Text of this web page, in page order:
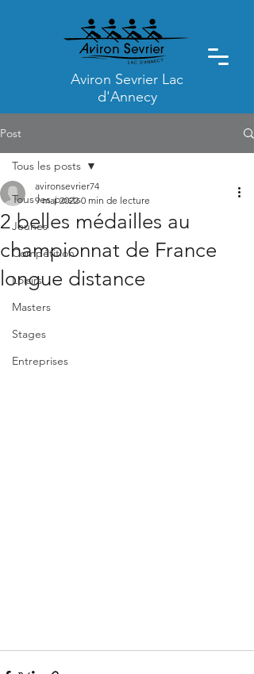
Aviron Sevrier Lac
d'Annecy
Post
Tous les posts
Jeunes
Compétition
Loisirs
Masters
Stages
Entreprises
Tous les posts
2 belles médailles au
championnat de France
longue distance
avironsevrier74
9 mai 2022 0 min de lecture